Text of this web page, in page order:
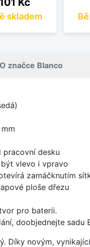
skladem
O značce Blanco
pracovní desku
vlevo i vpravo
zamáčknutím
ploše dřezu
pro baterii.
doobjednejte sadu
Díky novým,